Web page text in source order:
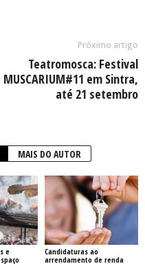
Próximo artigo
Teatromosca: Festival
MUSCARIUM#11 em Sintra,
até 21 setembro
MAIS DO AUTOR
e
Candidaturas ao
arrendamento de renda